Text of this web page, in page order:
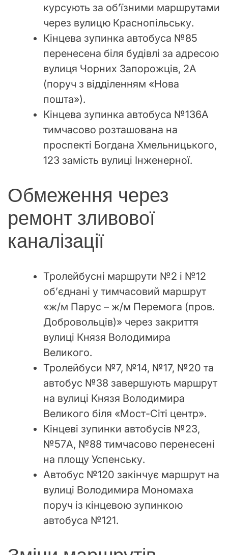
курсують за об’їзними маршрутами
через вулицю Краснопільську.
Кінцева зупинка автобуса №85
перенесена біля будівлі за адресою
вулиця Чорних Запорожців, 2А
(поруч з відділенням «Нова
пошта»).
Кінцева зупинка автобуса №136А
тимчасово розташована на
проспекті Богдана Хмельницького,
123 замість вулиці Інженерної.
Обмеження через
ремонт зливової
каналізації
Тролейбусні маршрути №2 і №12
об’єднані у тимчасовий маршрут
«ж/м Парус – ж/м Перемога (пров.
Добровольців)» через закриття
вулиці Князя Володимира
Великого.
Тролейбуси №7, №14, №17, №20 та
автобус №38 завершують маршрут
на вулиці Князя Володимира
Великого біля «Мост-Сіті центр».
Кінцеві зупинки автобусів №23,
№57А, №88 тимчасово перенесені
на площу Успенську.
Автобус №120 закінчує маршрут на
вулиці Володимира Мономаха
поруч із кінцевою зупинкою
автобуса №121.